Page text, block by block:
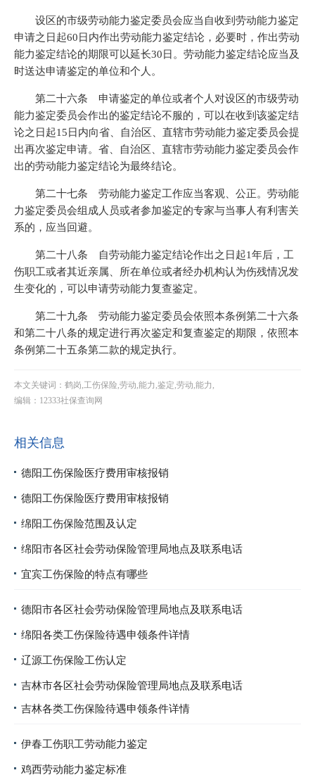
设区的市级劳动能力鉴定委员会应当自收到劳动能力鉴定
申请之日起60日内作出劳动能力鉴定结论，必要时，作出劳动
能力鉴定结论的期限可以延长30日。劳动能力鉴定结论应当及
时送达申请鉴定的单位和个人。
第二十六条 申请鉴定的单位或者个人对设区的市级劳动
能力鉴定委员会作出的鉴定结论不服的，可以在收到该鉴定结
论之日起15日内向省、自治区、直辖市劳动能力鉴定委员会提
出再次鉴定申请。省、自治区、直辖市劳动能力鉴定委员会作
出的劳动能力鉴定结论为最终结论。
第二十七条 劳动能力鉴定工作应当客观、公正。劳动能
力鉴定委员会组成人员或者参加鉴定的专家与当事人有利害关
系的，应当回避。
第二十八条 自劳动能力鉴定结论作出之日起1年后，工
伤职工或者其近亲属、所在单位或者经办机构认为伤残情况发
生变化的，可以申请劳动能力复查鉴定。
第二十九条 劳动能力鉴定委员会依照本条例第二十六条
和第二十八条的规定进行再次鉴定和复查鉴定的期限，依照本
条例第二十五条第二款的规定执行。
本文关键词：鹤岗,工伤保险,劳动,能力,鉴定,劳动,能力,
编辑：12333社保查询网
相关信息
德阳工伤保险医疗费用审核报销
德阳工伤保险医疗费用审核报销
绵阳工伤保险范围及认定
绵阳市各区社会劳动保险管理局地点及联系电话
宜宾工伤保险的特点有哪些
德阳市各区社会劳动保险管理局地点及联系电话
绵阳各类工伤保险待遇申领条件详情
辽源工伤保险工伤认定
吉林市各区社会劳动保险管理局地点及联系电话
吉林各类工伤保险待遇申领条件详情
伊春工伤职工劳动能力鉴定
鸡西劳动能力鉴定标准